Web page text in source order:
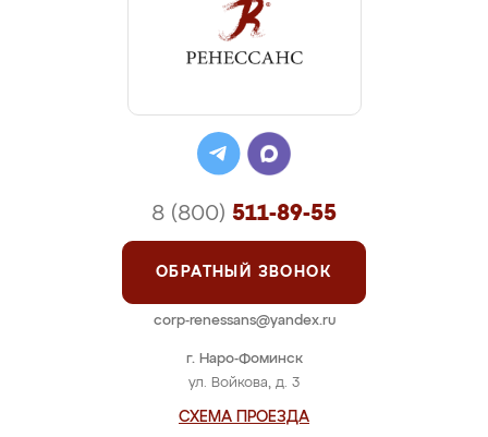
г. Наро-Фоминск
ул. Войкова, д. 3
СХЕМА ПРОЕЗДА
8 (800) 511-89-55
ОБРАТНЫЙ ЗВОНОК
corp-renessans@yandex.ru